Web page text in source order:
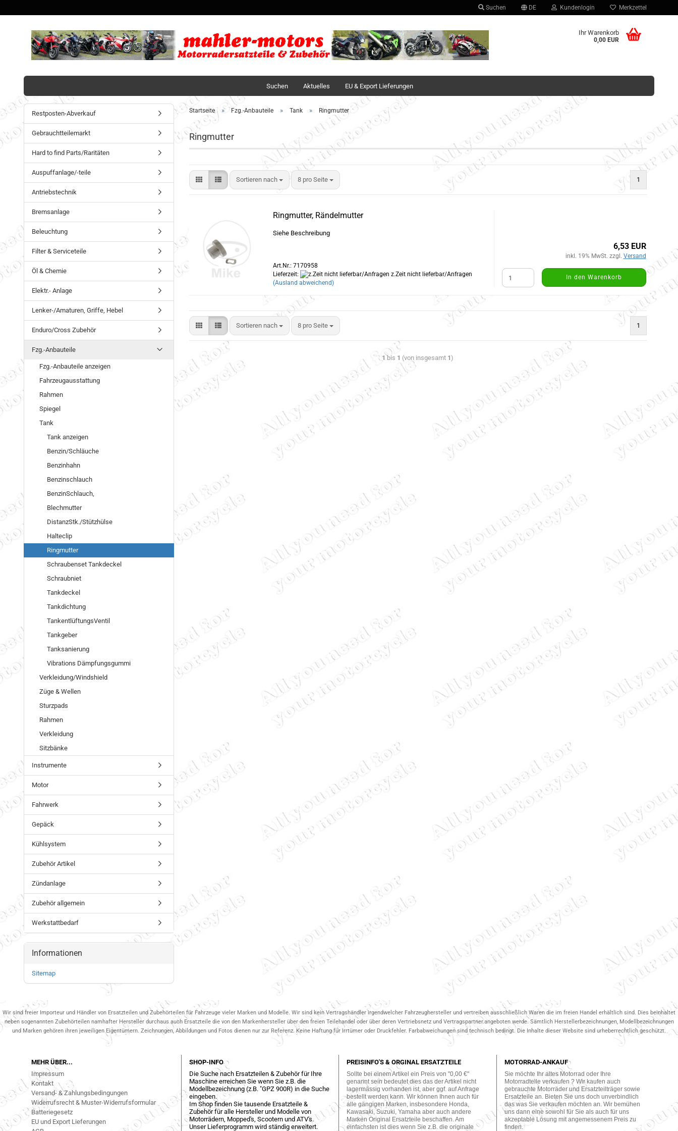
Suchen DE
Sprache auswählen
Kundenlogin
Konto erstellen
Passwort vergessen?
Merkzettel
Ihr Warenkorb
0,00 EUR
Suchen Aktuelles EU & Export Lieferungen
Startseite » Fzg.-Anbauteile » Tank » Ringmutter
Ringmutter
Sortieren nach 8 pro Seite 1
Ringmutter, Rändelmutter
Siehe Beschreibung
Art.Nr.: 7170958
Lieferzeit:
z.Zeit nicht lieferbar/Anfragen
(Ausland abweichend)
6,53 EUR
inkl. 19% MwSt. zzgl. Versand
In den Warenkorb
Sortieren nach 8 pro Seite 1
1 bis 1 (von insgesamt 1)
Restposten-Abverkauf
Gebrauchtteilemarkt
Hard to find Parts/Raritäten
Auspuffanlage/-teile
Antriebstechnik
Bremsanlage
Beleuchtung
Filter & Serviceteile
Öl & Chemie
Elektr.- Anlage
Lenker-/Amaturen, Griffe, Hebel
Enduro/Cross Zubehör
Fzg.-Anbauteile
Fzg.-Anbauteile anzeigen
Fahrzeugausstattung
Rahmen
Spiegel
Tank
Tank anzeigen
Benzin/Schläuche
Benzinhahn
Benzinschlauch
BenzinSchlauch,
Blechmutter
DistanzStk./Stützhülse
Halteclip
Ringmutter
Schraubenset Tankdeckel
Schraubniet
Tankdeckel
Tankdichtung
TankentlüftungsVentil
Tankgeber
Tanksanierung
Vibrations Dämpfungsgummi
Verkleidung/Windshield
Züge & Wellen
Sturzpads
Rahmen
Verkleidung
Sitzbänke
Instrumente
Motor
Fahrwerk
Gepäck
Kühlsystem
Zubehör Artikel
Zündanlage
Zubehör allgemein
Werkstattbedarf
Informationen
Sitemap
Wir sind freier Importeur und Händler von Ersatzteilen und Zubehörteilen für Fahrzeuge vieler Marken und Modelle. Wir sind kein Vertragshändler irgendwelcher Fahrzeughersteller und vertreiben ausschließlich Waren die im freien Handel erhältlich sind. Dies beinhaltet
neben sogenannten Zubehörteilen namhafter Hersteller durchaus auch Ersatzteile die von den Markenhersteller über den freien Teilehandel oder über deren Vertriebsnetz und Vertragspartner.angeboten werde. Sämtlich Herstellerbezeichnungen, Modellbezeichnungen
und Marken gehören ihren jeweiligen Eigentümern. Zeichnungen, Abbildungen und Fotos dienen nur zur Referenz. Keine Haftung für Irrtümer oder Druckfehler. Farbabweichungen sind technisch bedingt. Die Inhalte dieser Website sind urheberrechtlich geschützt.
MEHR ÜBER...
Impressum
Kontakt
Versand- & Zahlungsbedingungen
Widerrufsrecht & Muster-Widerrufsformular
Batteriegesetz
EU und Export Lieferungen
SHOP-INFO
Die Suche nach Ersatzteilen & Zubehör für Ihre
Maschine erreichen Sie wenn Sie z.B. die
Modellbezeichnung (z.B. "GPZ 900R) in die Suche
eingeben.
Im Shop finden Sie tausende Ersatzteile &
Zubehör für alle Hersteller und Modelle von
Motorrädern, Mopped's, Scootern und ATV's.
Unser Lieferprogramm wird ständig erweitert.
PREISINFO'S & ORGINAL ERSATZTEILE
Sollte bei einem Artikel ein Preis von "0,00 €"
genannt sein bedeutet dies das der Artikel nicht
lagermässig vorhanden ist, aber ggf. auf Anfrage
bestellt werden kann. Wir können Ihnen auch für
alle gängigen Marken, insbesondere Honda,
Kawasaki, Suzuki, Yamaha aber auch andere
Marken Original Ersatzteile beschaffen. Am
einfachsten ist dies wenn Sie z.B. die originale
MOTORRAD-ANKAUF
Sie möchte Ihr altes Motorrad oder Ihre
Motorradteile verkaufen ? Wir kaufen auch
gebrauchte Motorräder und Ersatzteilträger sowie
Ersatzteile an. Bieten Sie uns doch unverbindlich
das was Sie verkaufen möchten an. Wir bemühen
uns dann eine sowohl für Sie als auch für uns
akzeptable Lösung mit angemessenem Preis zu
finden.